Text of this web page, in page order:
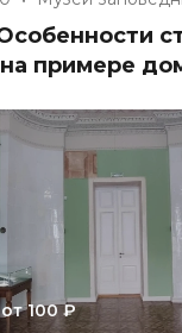
примере
от 100 ₽